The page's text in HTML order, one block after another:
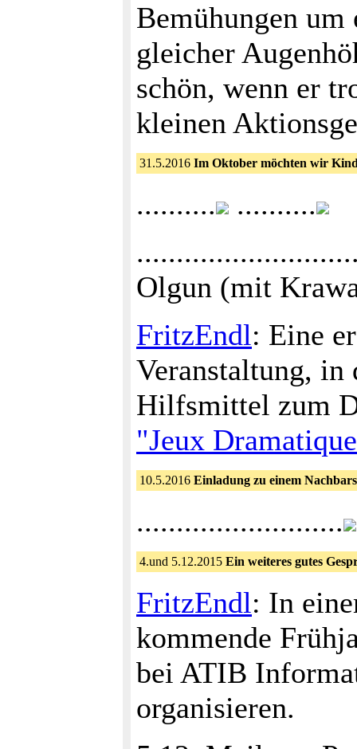
Bemühungen
gleicher
schön, wenn er
kleinen
31.5.2016 Im Oktober möchten wir
..........
..........
Olgun (mit
FritzEndl: Eine
Veranstaltung,
Hilfsmittel zum
"Jeux
10.5.2016 Einladung zu einem
..........................
4.und 5.12.2015 Ein weiteres gutes
FritzEndl: In
kommende
bei ATIB
organisieren.